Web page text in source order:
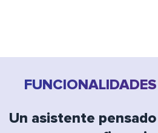
Un asistente